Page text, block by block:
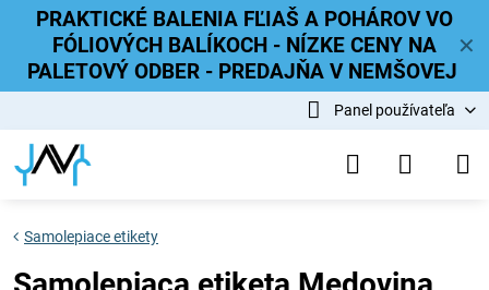
✕
PRAKTICKÉ BALENIA FĽIAŠ A POHÁROV VO
FÓLIOVÝCH BALÍKOCH - NÍZKE CENY NA
PALETOVÝ ODBER - PREDAJŇA V NEMŠOVEJ
Panel používateľa
Samolepiace etikety